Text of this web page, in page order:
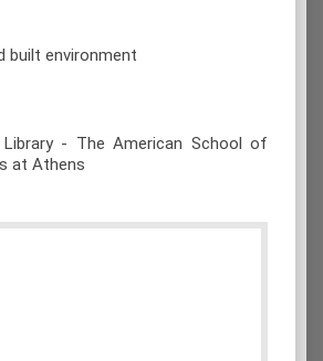
built environment
Library - The American School of
at Athens